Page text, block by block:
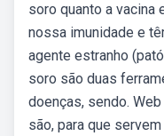
soro quanto a vacina
nossa imunidade e
agente estranho
soro são duas
doenças, sendo.
são, para que